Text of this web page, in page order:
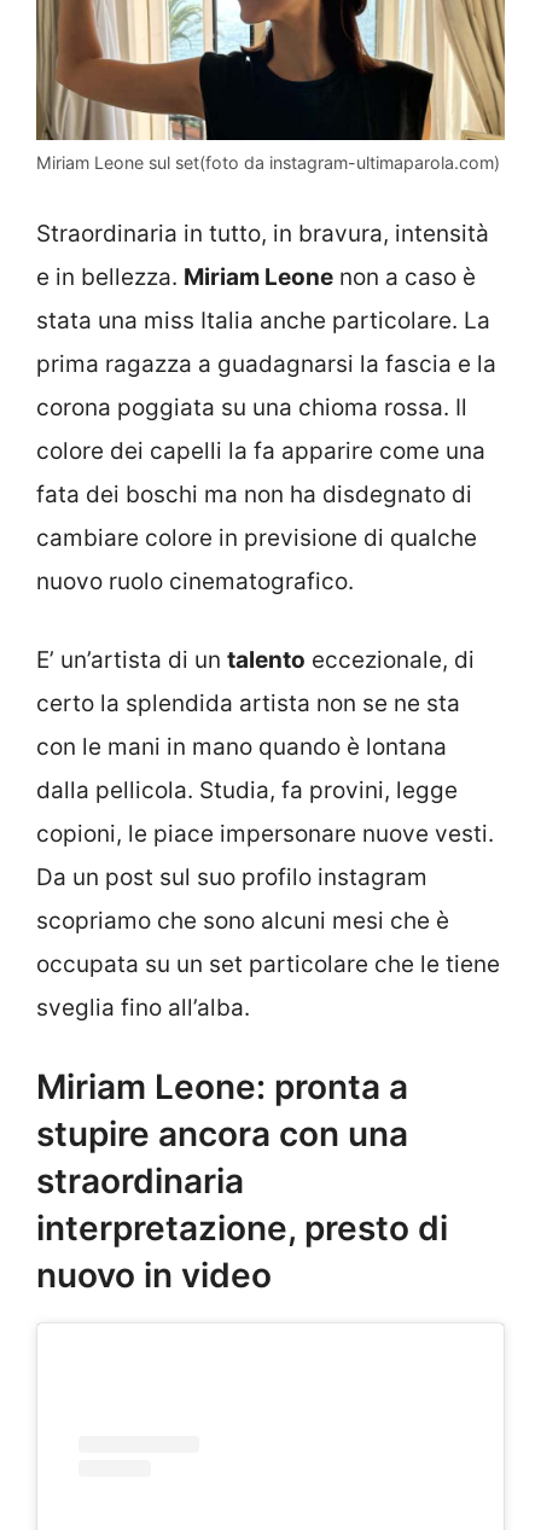
Miriam Leone sul set(foto da instagram-ultimaparola.com)
Straordinaria in tutto, in bravura, intensità
e in bellezza. Miriam Leone non a caso è
stata una miss Italia anche particolare. La
prima ragazza a guadagnarsi la fascia e la
corona poggiata su una chioma rossa. Il
colore dei capelli la fa apparire come una
fata dei boschi ma non ha disdegnato di
cambiare colore in previsione di qualche
nuovo ruolo cinematografico.
E’ un’artista di un talento eccezionale, di
certo la splendida artista non se ne sta
con le mani in mano quando è lontana
dalla pellicola. Studia, fa provini, legge
copioni, le piace impersonare nuove vesti.
Da un post sul suo profilo instagram
scopriamo che sono alcuni mesi che è
occupata su un set particolare che le tiene
sveglia fino all’alba.
Miriam Leone: pronta a
stupire ancora con una
straordinaria
interpretazione, presto di
nuovo in video